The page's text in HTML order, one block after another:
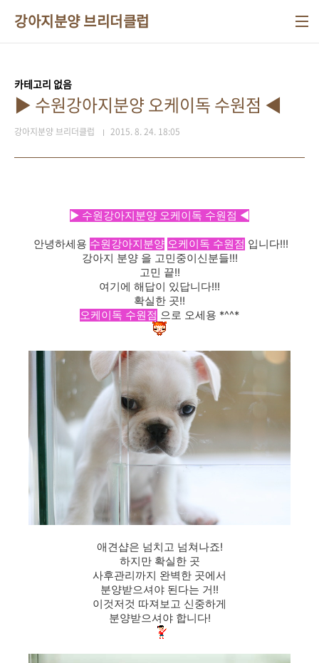
강아지분양 브리더클럽
카테고리 없음
▶ 수원강아지분양 오케이독 수원점 ◀
강아지분양 브리더클럽 2015. 8. 24. 18:05
▶ 수원강아지분양 오케이독 수원점 ◀
안녕하세용 수원강아지분양 오케이독 수원점 입니다!!!
강아지 분양 을 고민중이신분들!!!
고민 끝!!
여기에 해답이 있답니다!!!
확실한 곳!!
오케이독 수원점 으로 오세용 *^^*
애견샵은 넘치고 넘쳐나죠!
하지만 확실한 곳
사후관리까지 완벽한 곳에서
분양받으셔야 된다는 거!!
이것저것 따져보고 신중하게
분양받으셔야 합니다!